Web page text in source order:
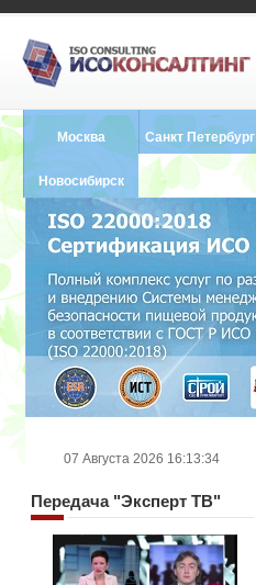
Москва Санкт Петербург
8 (812) 748-2493
Новосибирск
8 (383) 227-8449
07 Августа 2026 16:13:34
Передача"Эксперт ТВ"